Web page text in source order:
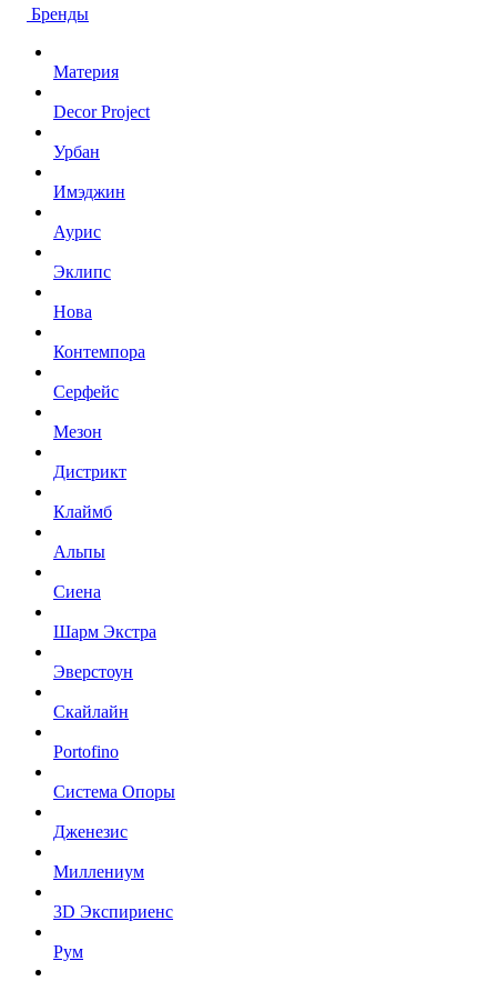
Бренды
Материя
Decor Project
Урбан
Имэджин
Аурис
Эклипс
Нова
Контемпора
Серфейс
Мезон
Дистрикт
Клаймб
Альпы
Сиена
Шарм Экстра
Эверстоун
Скайлайн
Portofino
Система Опоры
Дженезис
Миллениум
3D Экспириенс
Рум